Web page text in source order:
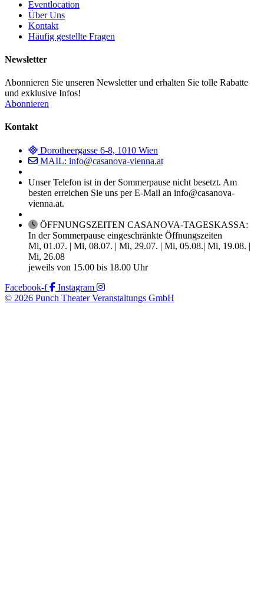
Eventlocation
Über Uns
Kontakt
Häufig gestellte Fragen
Newsletter
Abonnieren Sie unseren Newsletter und erhalten Sie tolle Rabatte
und exklusive Infos!
Abonnieren
Kontakt
Dorotheergasse 6-8, 1010 Wien
MAIL: info@casanova-vienna.at
Unser Telefon ist in der Sommerpause nicht besetzt. Am
besten erreichen Sie uns per E-Mail an info@casanova-
vienna.at.
ÖFFNUNGSZEITEN CASANOVA-TAGESKASSA:
In der Sommerpause eingeschränkte Öffnungszeiten
Mi, 01.07. | Mi, 08.07. | Mi, 29.07. | Mi, 05.08.| Mi, 19.08. |
Mi, 26.08
jeweils von 15.00 bis 18.00 Uhr
Facebook-f
Instagram
© 2026 Punch Theater Veranstaltungs GmbH